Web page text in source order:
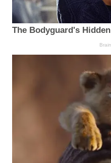
The Bodyguard's